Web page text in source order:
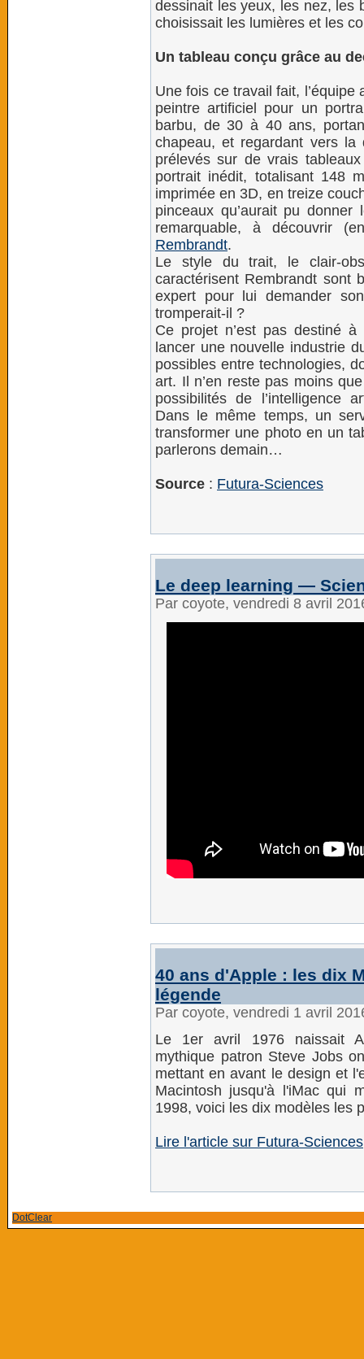
dessinait les yeux, les nez, les
choisissait les lumières et les
Un tableau conçu grâce au
Une fois ce travail fait,
peintre artificiel pour un
barbu, de 30 à 40 ans,
chapeau, et regardant vers la
prélevés sur de vrais
portrait inédit, totalisant 148
imprimée en 3D, en treize
pinceaux qu’aurait pu
remarquable, à découvrir
Rembrandt.
Le style du trait, le clair-
caractérisent Rembrandt sont
expert pour lui demander
tromperait-il ?
Ce projet n’est pas destiné
lancer une nouvelle industrie
possibles entre technologies,
art. Il n’en reste pas moins
possibilités de l’intelligence
Dans le même temps, un
transformer une photo en un
parlerons demain…
Source : Futura-Sciences
Le deep learning —
Par coyote, vendredi 8 avril
40 ans d'Apple : les dix
légende
Par coyote, vendredi 1 avril
Le 1er avril 1976 naissait
mythique patron Steve Jobs
mettant en avant le design et
Macintosh jusqu'à l'iMac qui
1998, voici les dix modèles les
Lire l'article sur Futura-Sciences
DotClear